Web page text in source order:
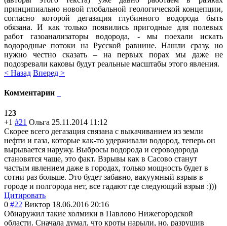
принципиально новой глобальной геологической концепции,
согласно которой дегазация глубинного водорода быть
обязана. И как только появились пригодные для полевых
работ газоанализаторы водорода, - мы поехали искать
водородные потоки на Русской равнине. Нашли сразу, но
нужно честно сказать – на первых порах мы даже не
подозревали каковы будут реальные масштабы этого явления.
< Назад Вперед >
Комментарии
1 23
+1 #21 Ольга 25.11.2014 11:12
Скорее всего дегазация связана с выкачиванием из земли
нефти и газа, которые как-то удерживали водород, теперь он
вырывается наружу. Выбросы водорода и сероводорода
становятся чаще, это факт. Взрывы как в Сасово станут
частым явлением даже в городах, только мощность будет в
сотни раз больше. Это будет забавно, вакуумный взрыв в
городе и полгорода нет, все гадают где следующий взрыв :)))
Цитировать
0 #22 Виктор 18.06.2016 20:16
Обнаружил такие холмики в Павлово Нижегородской
области. Сначала думал, что кроты нарыли, но, разрушив